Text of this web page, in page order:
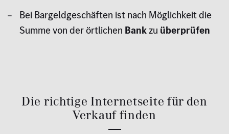
Bei Bargeldgeschäften ist nach Möglichkeit die
Summe von der örtlichen Bankzu überprüfen
Die richtige Internetseite für den
Verkauf finden